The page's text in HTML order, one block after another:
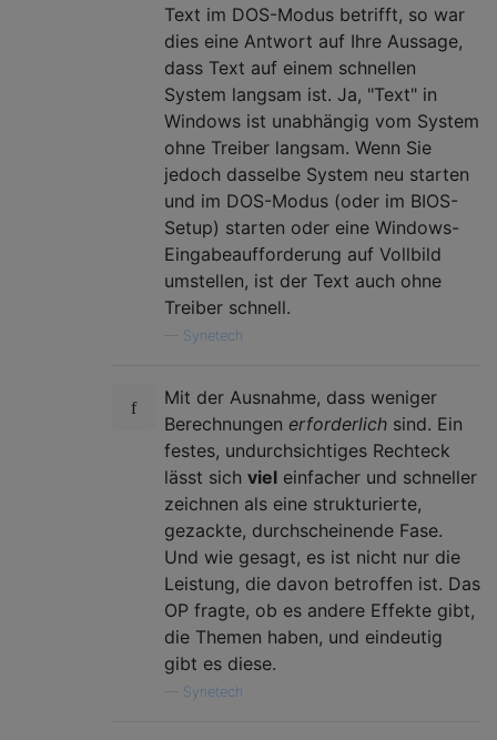
Text im DOS-Modus betrifft, so war
dies eine Antwort auf Ihre Aussage,
dass Text auf einem schnellen
System langsam ist. Ja, "Text" in
Windows ist unabhängig vom System
ohne Treiber langsam. Wenn Sie
jedoch dasselbe System neu starten
und im DOS-Modus (oder im BIOS-
Setup) starten oder eine Windows-
Eingabeaufforderung auf Vollbild
umstellen, ist der Text auch ohne
Treiber schnell.
Synetech
Mit der Ausnahme, dass weniger
Berechnungen erforderlich sind. Ein
festes, undurchsichtiges Rechteck
lässt sich viel einfacher und schneller
zeichnen als eine strukturierte,
gezackte, durchscheinende Fase.
Und wie gesagt, es ist nicht nur die
Leistung, die davon betroffen ist. Das
OP fragte, ob es andere Effekte gibt,
die Themen haben, und eindeutig
gibt es diese.
Synetech